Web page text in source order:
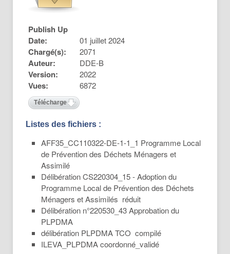
Publish Up
Date:
01 juillet 2024
Chargé(s): 2071
Auteur: DDE-B
Version: 2022
Vues: 6872
Télécharger
Listes des fichiers :
AFF35_CC110322-DE-1-1_1 Programme Local
de Prévention des Déchets Ménagers et
Assimilé
Délibération CS220304_15 - Adoption du
Programme Local de Prévention des Déchets
Ménagers et Assimilés réduit
Délibération n°220530_43 Approbation du
PLPDMA
délibération PLPDMA TCO compilé
ILEVA_PLPDMA coordonné_validé